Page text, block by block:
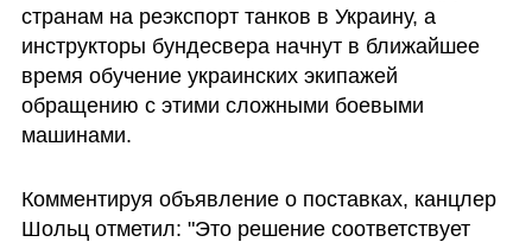
странам на реэкспорт танков в Украину, а
инструкторы бундесвера начнут в ближайшее
время обучение украинских экипажей
обращению с этими сложными боевыми
машинами.
Комментируя объявление о поставках, канцлер
Шольц отметил: "Это решение соответствует